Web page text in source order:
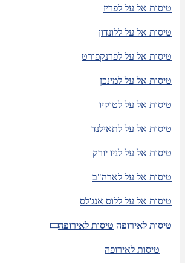
טיסות אל על לפריז
טיסות אל על ללונדון
טיסות אל על לפרנקפורט
טיסות אל על למינכן
טיסות אל על לטוקיו
טיסות אל על לתאילנד
טיסות אל על לניו יורק
טיסות אל על לארה"ב
טיסות אל על ללוס אנג'לס
טיסות לאירופה טיסות לאירופה
טיסות לאירופה